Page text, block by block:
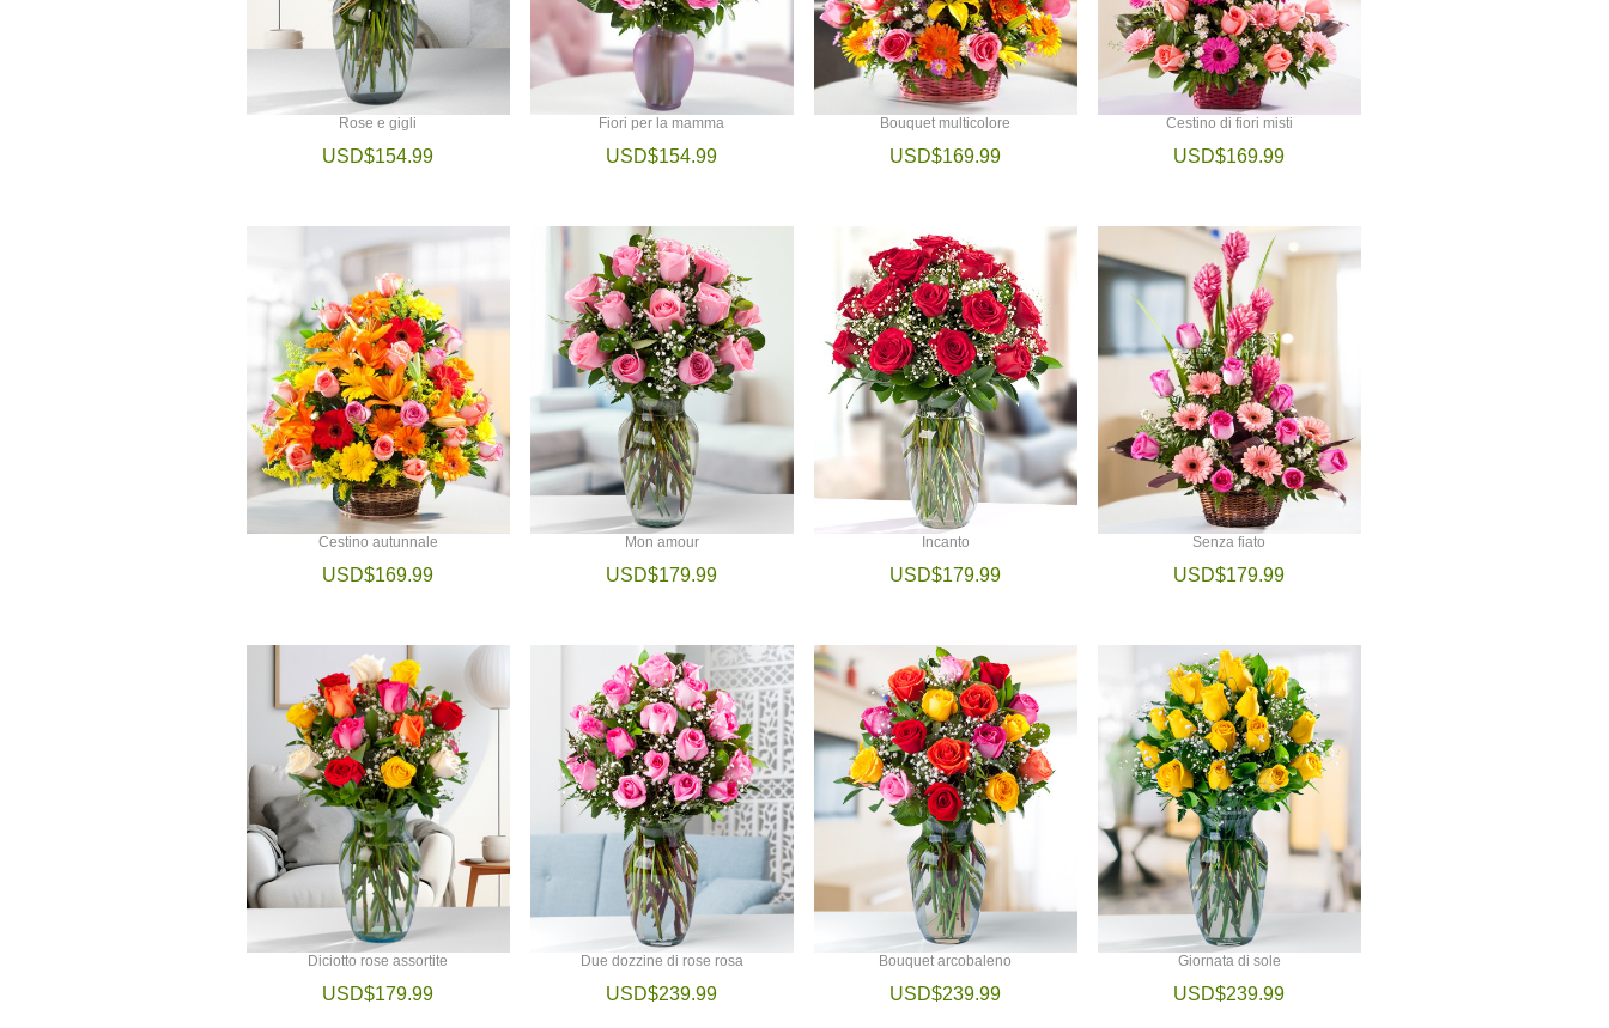
Rose e gigli
USD$154.99
Fiori per la mamma
USD$154.99
Bouquet multicolore
USD$169.99
Cestino di fiori misti
USD$169.99
Cestino autunnale
USD$169.99
Mon amour
USD$179.99
Incanto
USD$179.99
Senza fiato
USD$179.99
Diciotto rose assortite
USD$179.99
Due dozzine di rose rosa
USD$239.99
Bouquet arcobaleno
USD$239.99
Giornata di sole
USD$239.99